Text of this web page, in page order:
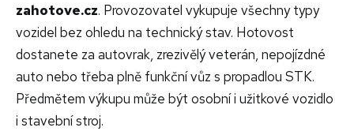
zahotove.cz. Provozovatel vykupuje všechny typy
vozidel bez ohledu na technický stav. Hotovost
dostanete za autovrak, zrezivělý veterán, nepojízdné
auto nebo třeba plně funkční vůz s propadlou STK.
Předmětem výkupu může být osobní i užitkové vozidlo
i stavební stroj.